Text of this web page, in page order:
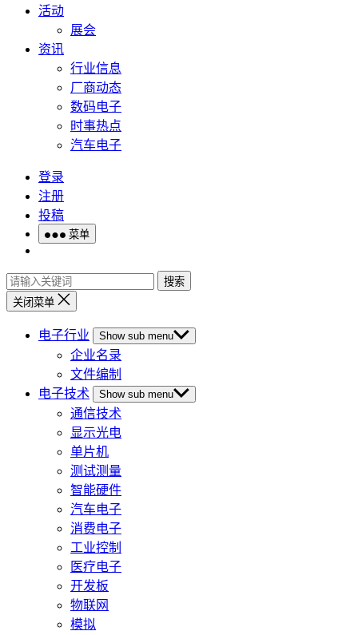
活动
展会
资讯
行业信息
厂商动态
数码电子
时事热点
汽车电子
登录
注册
投稿
菜单
搜索
关闭菜单
电子行业 Show sub menu
企业名录
文件编制
电子技术
Show sub menu
通信技术
显示光电
单片机
测试测量
智能硬件
汽车电子
消费电子
工业控制
医疗电子
开发板
物联网
模拟